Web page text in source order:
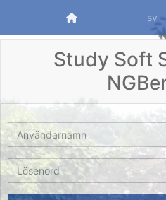
Startsida sv
Study Soft
Användarnamn
Lösenord